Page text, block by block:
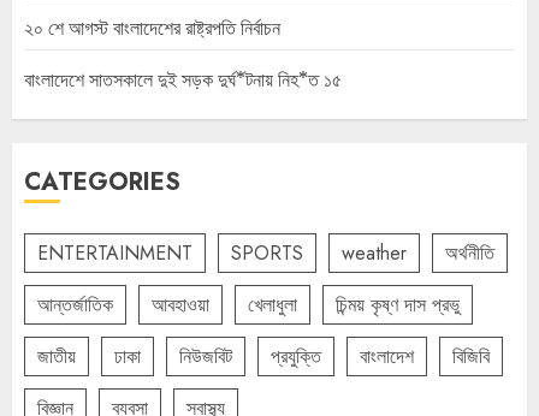
২০ শে আগস্ট বাংলাদেশের রাষ্ট্রপতি নির্বাচন
বাংলাদেশে সাতসকালে দুই সড়ক দুর্ঘ*টনায় নিহ*ত ১৫
CATEGORIES
ENTERTAINMENT SPORTS weather
অর্থনীতি
আন্তর্জাতিক
আবহাওয়া খেলাধুলা
চিন্ময় কৃষ্ণ দাস প্রভু
জাতীয়
ঢাকা নিউজবিট প্রযুক্তি বাংলাদেশ
বিজিবি
বিজ্ঞান
ব্যবসা স্বাস্থ্য